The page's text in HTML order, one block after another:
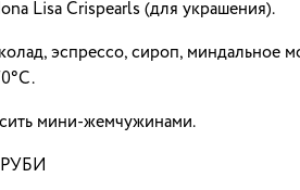
Lisa Crispearls (для украшения).
эспрессо, сироп, миндальное
мини-жемчужинами.